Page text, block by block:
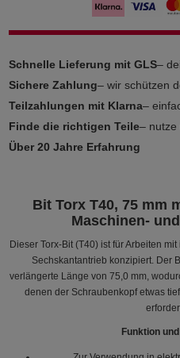
Schnelle Lieferung mit GLS–
Sichere Zahlung– wir schützen
Teilzahlungen mit Klarna–
Finde die richtigen Teile– nutze
Über 20 Jahre Erfahrung
Bit Torx T40, 75 mm
Maschinen-
Dieser Torx-Bit (T40) ist für Arbeiten
Sechskantantrieb konzipiert. Der
verlängerte Länge von 75,0 mm,
denen der Schraubenkopf etwas
Funktion